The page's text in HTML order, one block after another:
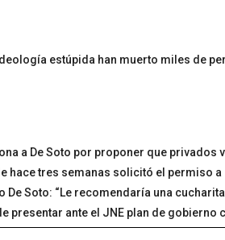
estúpida han muerto miles de
a De Soto por proponer que privados
hace tres semanas solicitó el permiso
De Soto: “Le recomendaría una
presentar ante el JNE plan de